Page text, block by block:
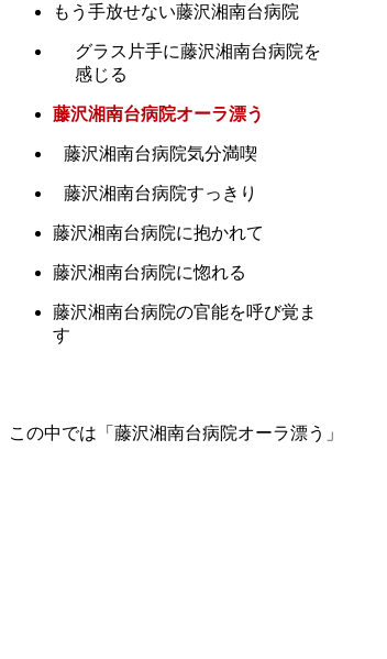
もう手放せない藤沢湘南台病院
グラス片手に藤沢湘南台病院を
感じる
藤沢湘南台病院オーラ漂う
藤沢湘南台病院気分満喫
藤沢湘南台病院すっきり
藤沢湘南台病院に抱かれて
藤沢湘南台病院に惚れる
藤沢湘南台病院の官能を呼び覚ま
す
この中では「藤沢湘南台病院オーラ漂う」